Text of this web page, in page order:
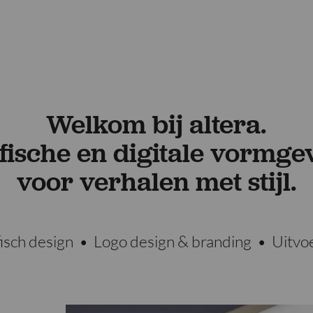
Welkom bij altera.
en digitale
voor verhalen met stijl.
design • Logo design & branding •